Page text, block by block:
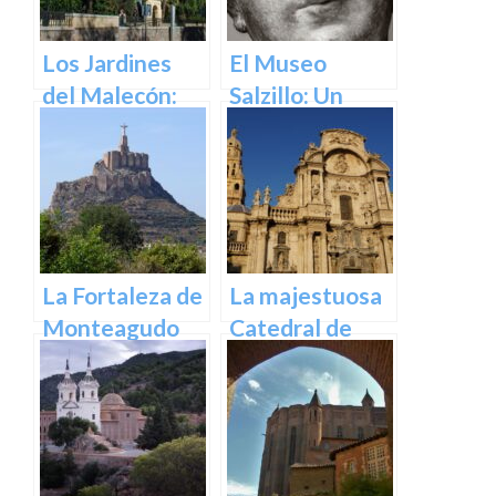
Los Jardines
del Malecón:
Un Oasis en la
Ciudad.
El Museo
Salzillo: Un
Tesoro de la
Escultura
Barroca en
España en
Murcia
La Fortaleza de
Monteagudo
La majestuosa
Catedral de
Murcia: un
tesoro
arquitectónico
y cultural